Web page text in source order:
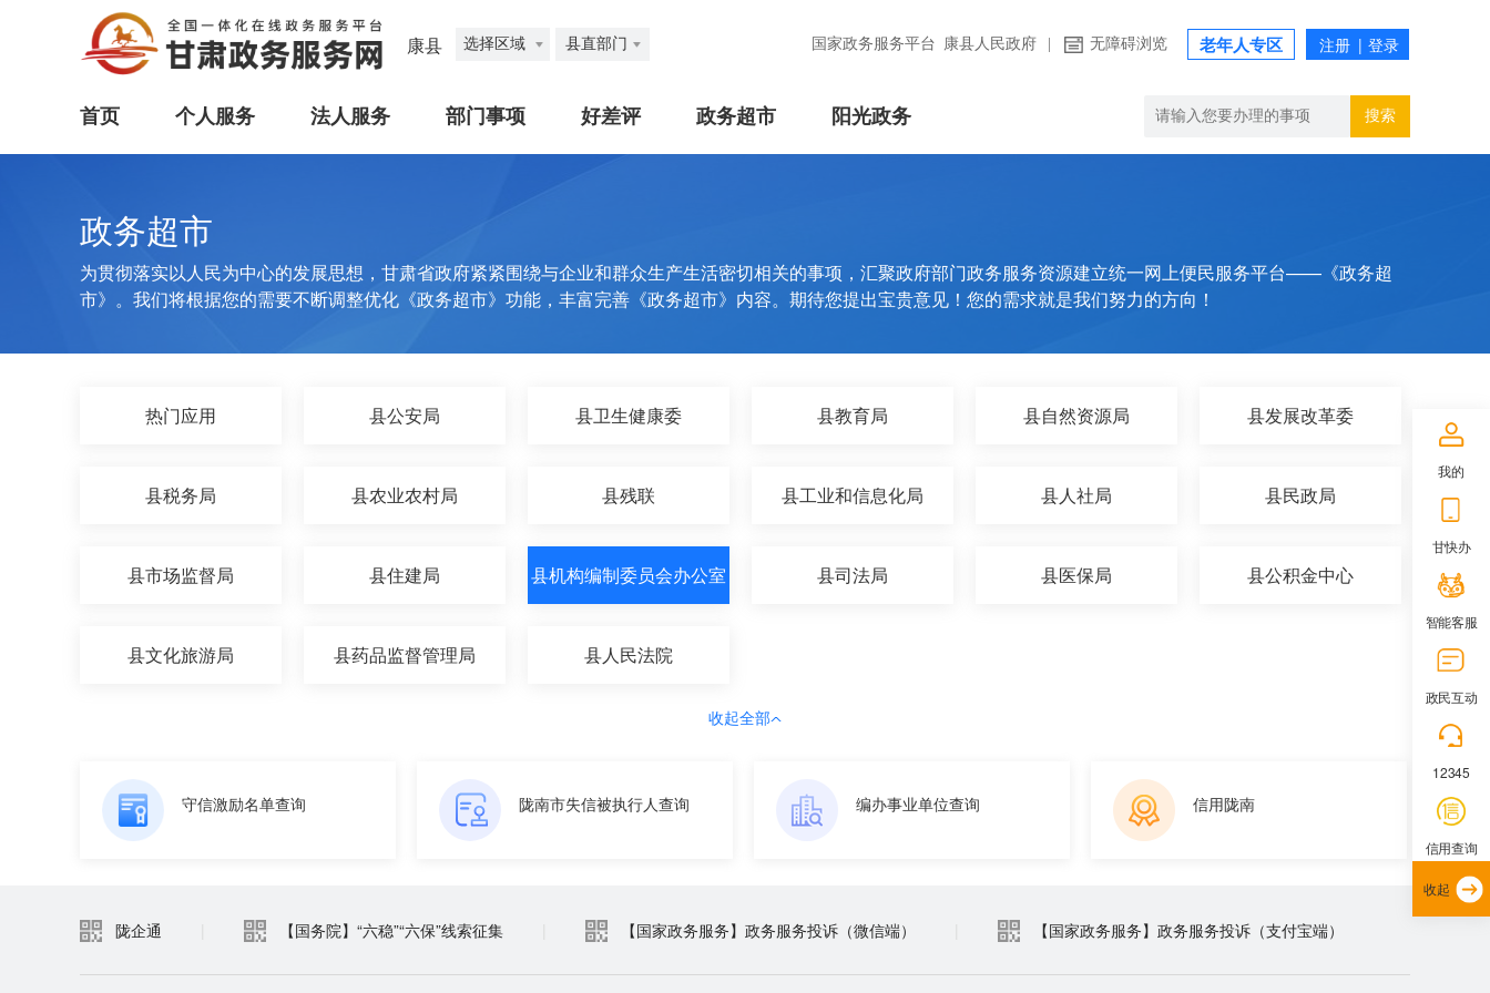
康县 选择区域 县直部门 国家政务服务平台 康县人民政府 无障碍浏览 老年人专区
首页 个人服务 法人服务 部门事项 好差评 政务超市 阳光政务 搜索
政务超市
为贯彻落实以人民为中心的发展思想，甘肃省政府紧紧围绕与企业和群众生产生活密切相关的事项，汇聚政府部门政务服务资源建立统一网上便民服务平台——《政务超
市》。我们将根据您的需要不断调整优化《政务超市》功能，丰富完善《政务超市》内容。期待您提出宝贵意见！您的需求就是我们努力的方向！
热门应用 县公安局 县卫生健康委 县教育局 县自然资源局 县发展改革委
县税务局 县农业农村局 县残联 县工业和信息化局 县人社局 县民政局
县市场监督局 县住建局 县机构编制委员会办公室 县司法局 县医保局 县公积金中心
县文化旅游局 县药品监督管理局 县人民法院
收起全部
守信激励名单查询 陇南市失信被执行人查询 编办事业单位查询 信用陇南
陇企通 【国务院】“六稳”“六保”线索征集 【国家政务服务】政务服务投诉（微信端） 【国家政务服务】政务服务投诉（支付宝端）
我的
甘快办
智能客服
政民互动
12345
信用查询
收起